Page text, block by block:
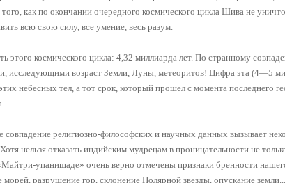
как по окончании очередного космического цикла Шива не
всю свою силу, все умение, весь разум.
этого космического цикла: 4,32 миллиарда лет. По странному
исследующими возраст Земли, Луны, метеоритов! Цифра эта (4—5
небесных тел, а тот срок, который прошел с момента последнего
совпадение религиозно-философских и научных данных вызывает
нельзя отказать индийским мудрецам в проницательности не
упанишаде» очень верно отмечены признаки бренности
разрушение гор, склонение Полярной звезды, опускание